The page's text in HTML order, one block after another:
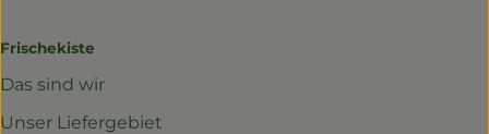
Frischekiste
Das sind wir
Unser Liefergebiet